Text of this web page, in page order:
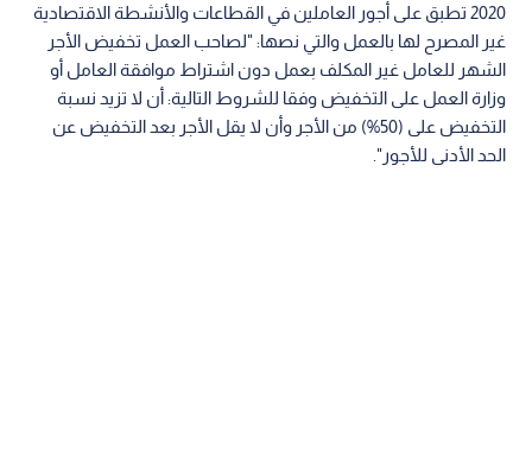
2020 تطبق على أجور العاملين في القطاعات والأنشطة الاقتصادية
غير المصرح لها بالعمل والتي نصها: "لصاحب العمل تخفيض الأجر
الشهر للعامل غير المكلف بعمل دون اشتراط موافقة العامل أو
وزارة العمل على التخفيض وفقا للشروط التالية: أن لا تزيد نسبة
التخفيض على (50%) من الأجر وأن لا يقل الأجر بعد التخفيض عن
الحد الأدنى للأجور".